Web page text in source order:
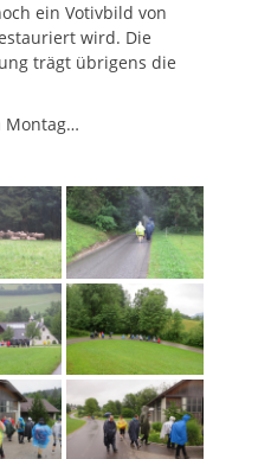
ein Votivbild von
wird. Die
trägt übrigens die
Montag…